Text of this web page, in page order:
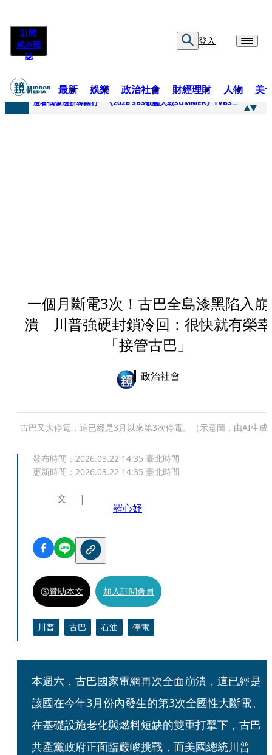
訂閱
紙本雜
誌
登入
最新 娛樂 政治社會 財經理財 人物 美
快訊
邊看偶像邊拚韓國行 《2026 SBS歌謠大戰SUMMER》TVBS直播祭追星福利
一個月斷電3次！古巴全島漆黑陷入崩
潰 川普強硬封鎖冷回：很快就有榮幸
「接管古巴」
政治社會
古巴又大停電，這已經是3月以來第3次停電。（示意圖，由AI生成
發布時間： 2026.03.22 14:35 臺北時間
更新時間： 2026.03.22 14:35 臺北時間
文
羅心妤
贊助本文 加入訂閱會員
川普 古巴 石油 停電
本週六，古巴國家電網再次全面崩潰，這已經是
該國在今年3月份內發生的第3次全國性大斷電。
在基礎設施老化與燃料短缺的雙重打擊下，古巴
共產黨政府正面臨嚴峻挑戰，而美國總統川普